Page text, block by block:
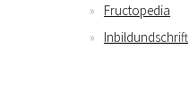
Fructopedia
Inbildundschrift